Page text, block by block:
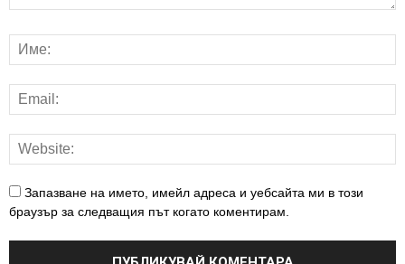
Запазване на името, имейл адреса и уебсайта ми в този
браузър за следващия път когато коментирам.